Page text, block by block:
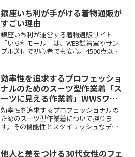
熟練の技術によって作られています。幅
広い世代のオシャレに関心が高い男性へ
のプレゼントとしても人気です。
銀座いち利が手がける着物通販が
すごい理由
銀座いち利が運営する着物通販サイト
「いち利モール」は、WEB試着室やサン
プル送付で初心者でも安心。4500点以上
軽に選べます。
効率性を追求するプロフェッショ
ナルのためのスーツ型作業着「ス
ーツに見える作業着」WWSワー
クウェアスーツ
効率性を追求するプロフェッショナルの
ためのスーツ型作業着について探りま
す。その機能性とスタイリッシュなデザ
い、ライフスタイルを改善するのを助け
他人と差をつける30代女性のフェ